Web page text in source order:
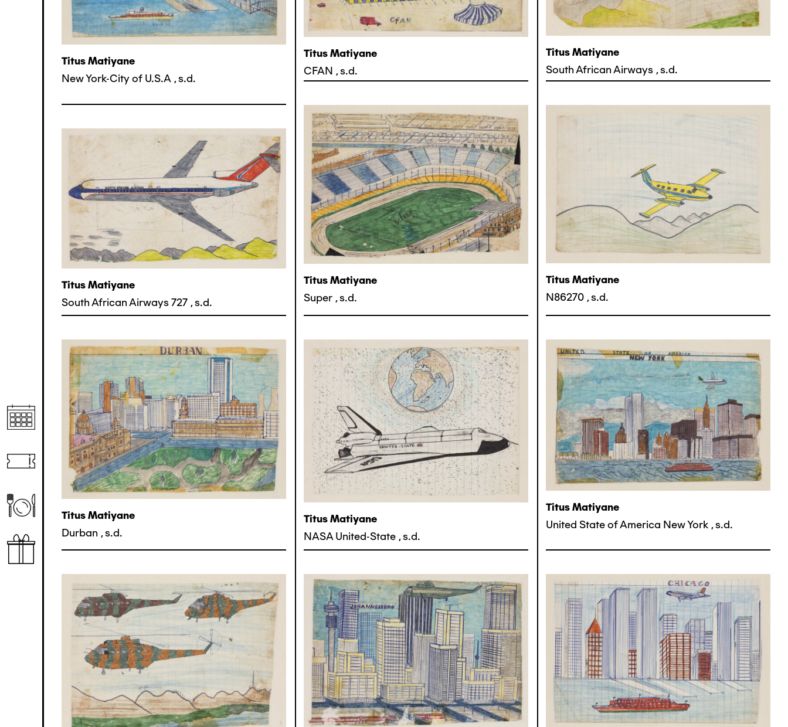
Titus Matiyane
New York-City of U.S.A ,s.d.
Titus Matiyane
CFAN ,s.d.
Titus Matiyane
South African Airways ,s.d.
Titus Matiyane
Super ,s.d.
Titus Matiyane
N86270 ,s.d.
Titus Matiyane
South African Airways 727 ,s.d.
Titus Matiyane
Durban ,s.d.
Titus Matiyane
NASA United-State ,s.d.
Titus Matiyane
United State of America New York ,s.d.